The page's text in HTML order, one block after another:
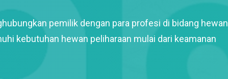
pemilik dengan para profesi di bidang hewan
kebutuhan hewan peliharaan mulai dari keamanan